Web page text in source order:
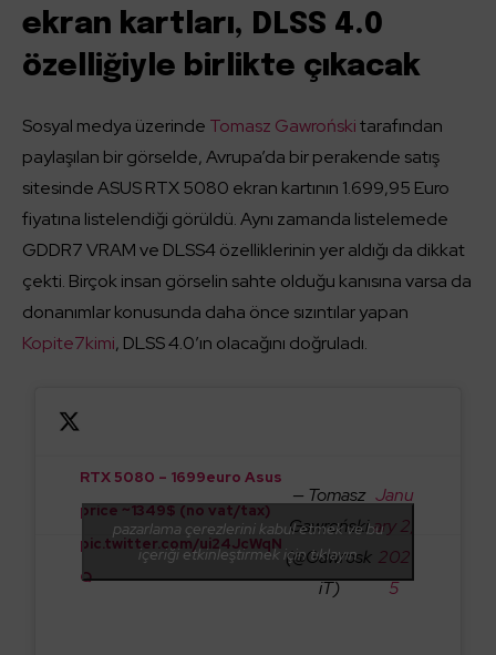
ekran kartları, DLSS 4.0
özelliğiyle birlikte çıkacak
Sosyal medya üzerinde Tomasz Gawrońskitarafından
paylaşılan bir görselde, Avrupa’da bir perakende satış
sitesinde ASUS RTX 5080 ekran kartının 1.699,95 Euro
fiyatına listelendiği görüldü. Aynı zamanda listelemede
GDDR7 VRAM ve DLSS4 özelliklerinin yer aldığı da dikkat
çekti. Birçok insan görselin sahte olduğu kanısına varsa da
donanımlar konusunda daha önce sızıntılar yapan
Kopite7kimi, DLSS 4.0’ın olacağını doğruladı.
RTX 5080 – 1699euro Asus
price ~1349$ (no vat/tax)
pic.twitter.com/ui24JcWqN
Q
— Tomasz
Gawroński
(@Gawrosk
iT)
Janu
ary 2,
202
5
pazarlama çerezlerini kabul etmek ve bu
içeriği etkinleştirmek için tıklayın